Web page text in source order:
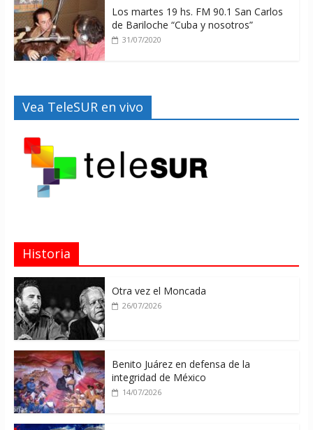
Los martes 19 hs. FM 90.1 San Carlos
de Bariloche “Cuba y nosotros”
31/07/2020
Vea TeleSUR en vivo
Historia
Otra vez el Moncada
26/07/2026
Benito Juárez en defensa de la
integridad de México
14/07/2026